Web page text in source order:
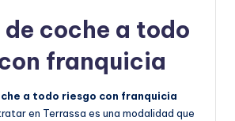
de coche a todo
franquicia
a todo riesgo con franquicia
en Terrassa es una modalidad que